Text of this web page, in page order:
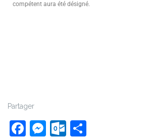
compétent aura été désigné.
Partager
Facebook
Messenger
Outlook.com